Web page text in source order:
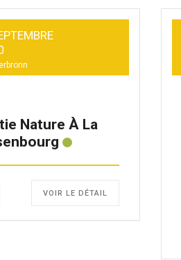
Nature À La
VOIR LE DÉTAIL